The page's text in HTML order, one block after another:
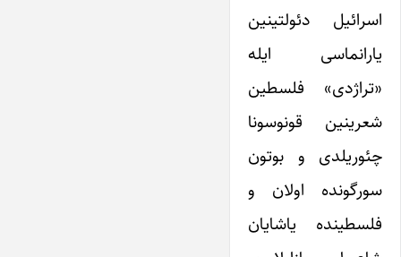
اسرائیل دئولتینین
یارانماسی ایله
«تراژدی» فلسطین
شعرینین قونوسونا
چئوریلدی و بوتون
سورگونده اولان و
فلسطینده یاشایان